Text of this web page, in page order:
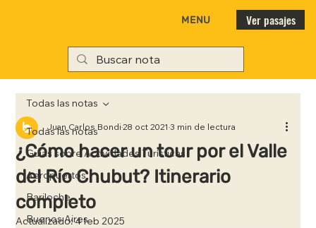
MENU Ver pasajes
Todas las notas
Guías sobre Actividades Turísticas
Aeropuertos
Bariloche
Buenos Aires
Todas las notas
¿Cómo hacer un tour por el Valle
del Río Chubut? Itinerario
completo
Juan Carlos Bondi28 oct 20213 min de lectura
Actualizado:4 feb 2025